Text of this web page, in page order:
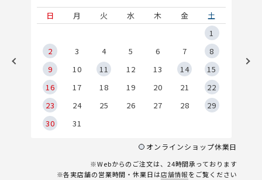
日
月 火 水 木 金
土
1
2
3 4 5 6 7
8
9
10 11 12 13 14
15
16
17 18 19 20 21
22
23
24 25 26 27 28
29
30
31
オンラインショップ休業日
※Webからのご注文は、24時間承っております
※各実店舗の営業時間・休業日は店舗情報をご覧ください